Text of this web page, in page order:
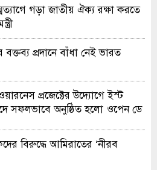
গড়া জাতীয় ঐক্য রক্ষা করতে
বক্তব্য প্রদানে বাঁধা নেই ভারত
প্রজেক্টের উদ্যোগে ইস্ট
সফলভাবে অনুষ্ঠিত হলো ওপেন ডে
বিরুদ্ধে আমিরাতের ‘নীরব